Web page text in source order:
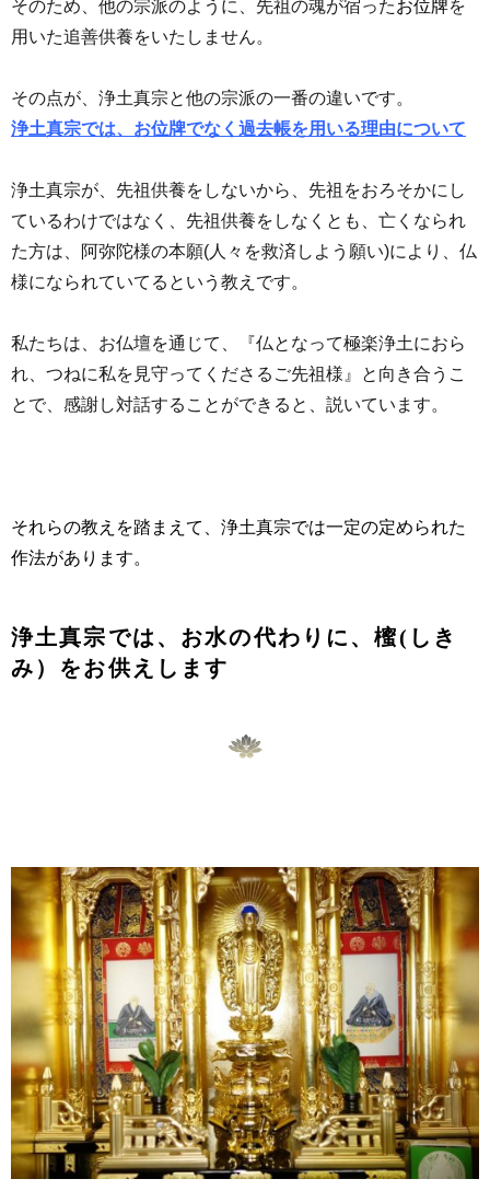
そのため、他の宗派のように、先祖の魂が宿ったお位牌を
用いた追善供養をいたしません。
その点が、浄土真宗と他の宗派の一番の違いです。
浄土真宗では、お位牌でなく過去帳を用いる理由について
浄土真宗が、先祖供養をしないから、先祖をおろそかにし
ているわけではなく、先祖供養をしなくとも、亡くなられ
た方は、阿弥陀様の本願(人々を救済しよう願い)により、仏
様になられていてるという教えです。
私たちは、お仏壇を通じて、『仏となって極楽浄土におら
れ、つねに私を見守ってくださるご先祖様』と向き合うこ
とで、感謝し対話することができると、説いています。
それらの教えを踏まえて、浄土真宗では一定の定められた
作法があります。
浄土真宗では、お水の代わりに、櫁(しき
み）をお供えします